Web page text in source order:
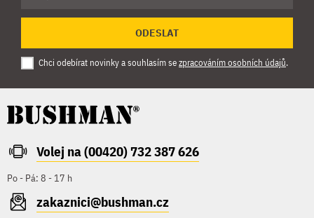
ODESLAT
Chci odebírat novinky a souhlasím sezpracováním osobních údajů.
Volej na (00420) 732 387 626
Po - Pá: 8 - 17 h
zakaznici@bushman.cz